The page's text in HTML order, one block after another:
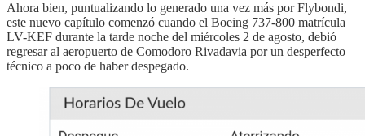
Ahora bien, puntualizando lo generado una vez más por Flybondi,
este nuevo capítulo comenzó cuando el Boeing 737-800 matrícula
LV-KEF durante la tarde noche del miércoles 2 de agosto, debió
regresar al aeropuerto de Comodoro Rivadavia por un desperfecto
técnico a poco de haber despegado.